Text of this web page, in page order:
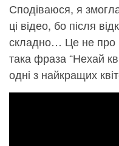
Сподіваюся, я
ці відео, бо після
складно… Це не
така фраза “Нехай
одні з найкращих